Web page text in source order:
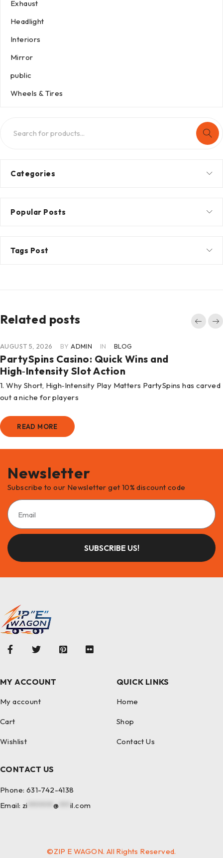
Exhaust
Headlight
Interiors
Mirror
public
Wheels & Tires
Categories
Popular Posts
Tags Post
Related posts
AUGUST 5, 2026 BY ADMIN IN BLOG
PartySpins Casino: Quick Wins and
High‑Intensity Slot Action
1. Why Short, High‑Intensity Play Matters PartySpins has carved
out a niche for players
READ MORE
Newsletter
Subscribe to our Newsletter get 10% discount code
SUBSCRIBE US!
MY ACCOUNT
My account
Cart
Wishlist
QUICK LINKS
Home
Shop
Contact Us
CONTACT US
Phone: 631-742-4138
Email: zi *******@ ***il.com
©ZIP E WAGON. All Rights Reserved.